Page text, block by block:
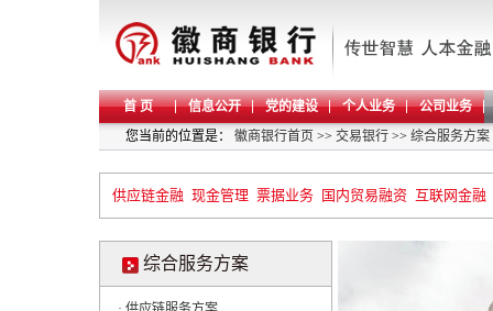
首 页 信息公开 党的建设 个人业务
公司业务
您当前的位置是： 徽商银行首页 >> 交易银行 >> 综合服务方案
供应链金融 现金管理 票据业务 国内贸易融资 互联网金融
综合服务方案